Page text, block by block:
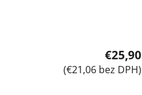
€25,90
(€21,06 bez DPH)